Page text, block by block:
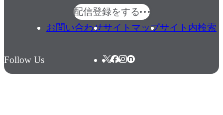
配信登録をする
お問い合わせサイトマップサイト内検索
Follow Us